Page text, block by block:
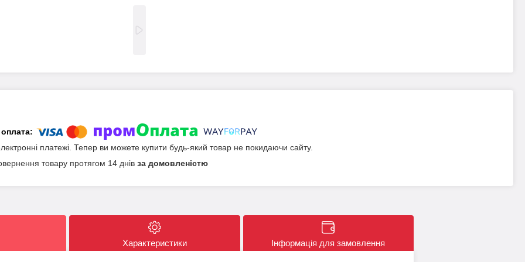
платежі. Тепер ви можете купити будь-який товар не покидаючи сайту.
товару протягом 14 днів за домовленістю
Характеристики Інформація для замовлення